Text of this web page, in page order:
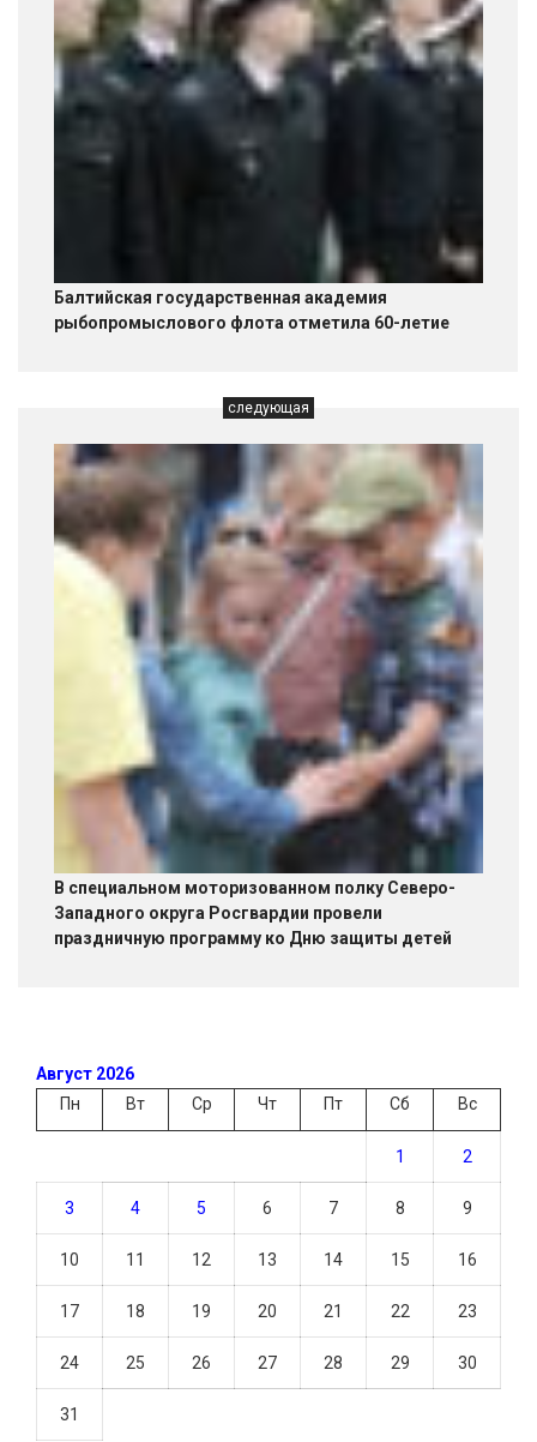
Балтийская государственная академия
рыбопромыслового флота отметила 60-летие
следующая
В специальном моторизованном полку Северо-
Западного округа Росгвардии провели
праздничную программу ко Дню защиты детей
Август 2026
Пн
Вт Ср Чт Пт Сб Вс
1 2
3 4 5 6 7 8 9
10 11 12 13 14 15 16
17 18 19 20 21 22 23
24 25 26 27 28 29 30
31